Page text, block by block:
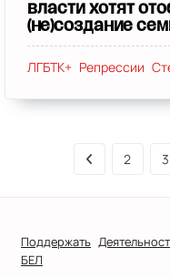
власти хотят
(не)создание
ЛГБТК+ Репрессии
2 3
Поддержать
БЕЛ